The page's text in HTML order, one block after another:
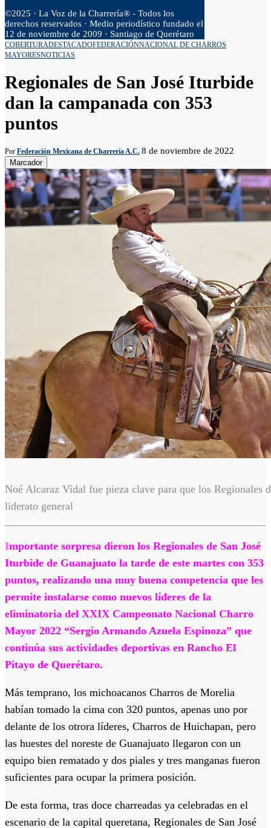
©2025 · La Voz de la Charrería® - Todos los
derechos reservados · Medio periodístico fundado el
12 de noviembre de 2009 · Santiago de Querétaro
COBERTURADESTACADOFEDERACIÓNNACIONAL DE CHARROS
MAYORESNOTICIAS
Regionales de San José Iturbide
dan la campanada con 353
puntos
Por Federación Mexicana de Charrería A.C. 8 de noviembre de 2022
Marcador
Noé Alcaraz Vidal fue pieza clave para que los Regionales
liderato general
Importante sorpresa dieron los Regionales de San José
Iturbide de Guanajuato la tarde de este martes con 353
puntos, realizando una muy buena competencia que les
permite instalarse como nuevos líderes de la
eliminatoria del XXIX Campeonato Nacional Charro
Mayor 2022 “Sergio Armando Azuela Espinoza” que
continúa sus actividades deportivas en Rancho El
Pitayo de Querétaro.
Más temprano, los michoacanos Charros de Morelia
habían tomado la cima con 320 puntos, apenas uno por
delante de los otrora líderes, Charros de Huichapan, pero
las huestes del noreste de Guanajuato llegaron con un
equipo bien rematado y dos piales y tres manganas fueron
suficientes para ocupar la primera posición.
De esta forma, tras doce charreadas ya celebradas en el
escenario de la capital queretana, Regionales de San José